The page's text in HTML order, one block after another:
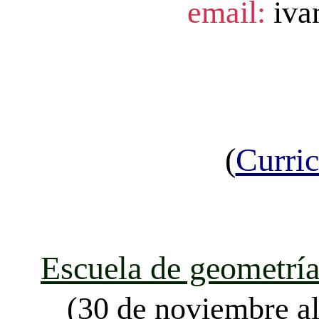
email:
(
Escuela de
(30 de noviembre